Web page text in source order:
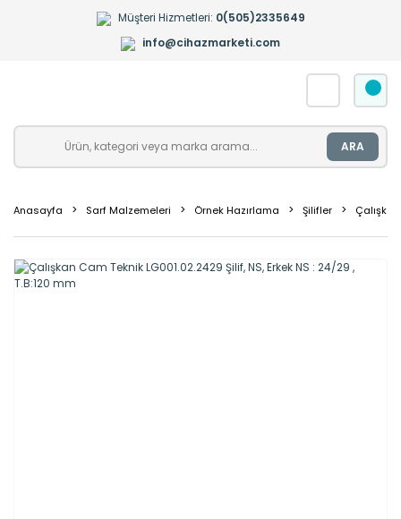
Müşteri Hizmetleri: 0(505)2335649
info@cihazmarketi.com
ARA
Anasayfa Sarf Malzemeleri Örnek Hazırlama Şilifler